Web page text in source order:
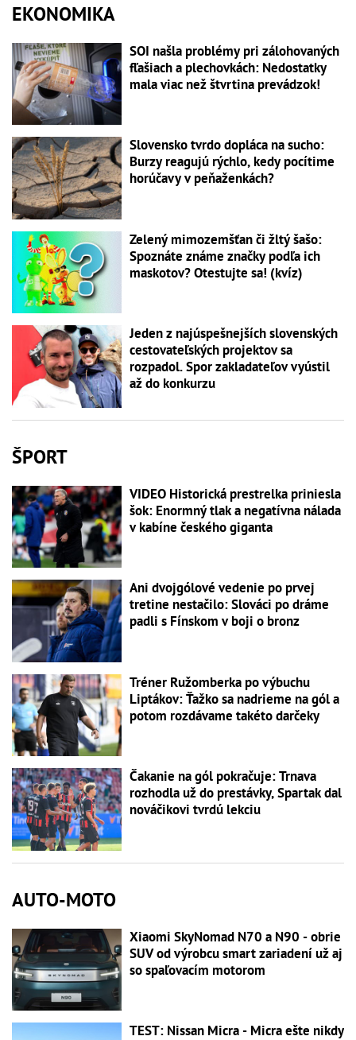
EKONOMIKA
SOI našla problémy pri zálohovaných
fľašiach a plechovkách: Nedostatky
mala viac než štvrtina prevádzok!
Slovensko tvrdo dopláca na sucho:
Burzy reagujú rýchlo, kedy pocítime
horúčavy v peňaženkách?
Zelený mimozemšťan či žltý šašo:
Spoznáte známe značky podľa ich
maskotov? Otestujte sa! (kvíz)
Jeden z najúspešnejších slovenských
cestovateľských projektov sa
rozpadol. Spor zakladateľov vyústil
až do konkurzu
ŠPORT
VIDEO Historická prestrelka priniesla
šok: Enormný tlak a negatívna nálada
v kabíne českého giganta
Ani dvojgólové vedenie po prvej
tretine nestačilo: Slováci po dráme
padli s Fínskom v boji o bronz
Tréner Ružomberka po výbuchu
Liptákov: Ťažko sa nadrieme na gól a
potom rozdávame takéto darčeky
Čakanie na gól pokračuje: Trnava
rozhodla už do prestávky, Spartak dal
nováčikovi tvrdú lekciu
AUTO-MOTO
Xiaomi SkyNomad N70 a N90 - obrie
SUV od výrobcu smart zariadení už aj
so spaľovacím motorom
TEST: Nissan Micra - Micra ešte nikdy